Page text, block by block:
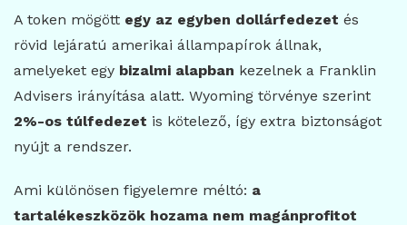
A token mögött egy az egyben dollárfedezet és
rövid lejáratú amerikai állampapírok állnak,
amelyeket egy bizalmi alapban kezelnek a Franklin
Advisers irányítása alatt. Wyoming törvénye szerint
2%-os túlfedezet is kötelező, így extra biztonságot
nyújt a rendszer.
Ami különösen figyelemre méltó: a
tartalékeszközök hozama nem magánprofitot